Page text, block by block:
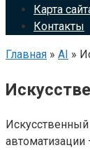
Карта
Контакты
Главная » AI »